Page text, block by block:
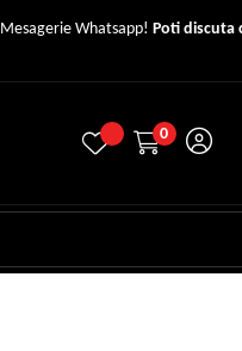
Mesagerie Whatsapp! Poti discuta
0